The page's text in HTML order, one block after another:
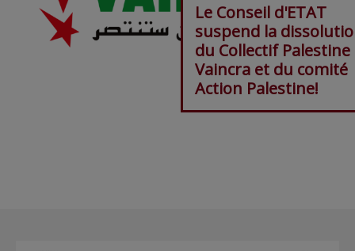
Le Conseil d'ETAT
suspend la
du Collectif Palestine
Vaincra et du comité
Action Palestine!